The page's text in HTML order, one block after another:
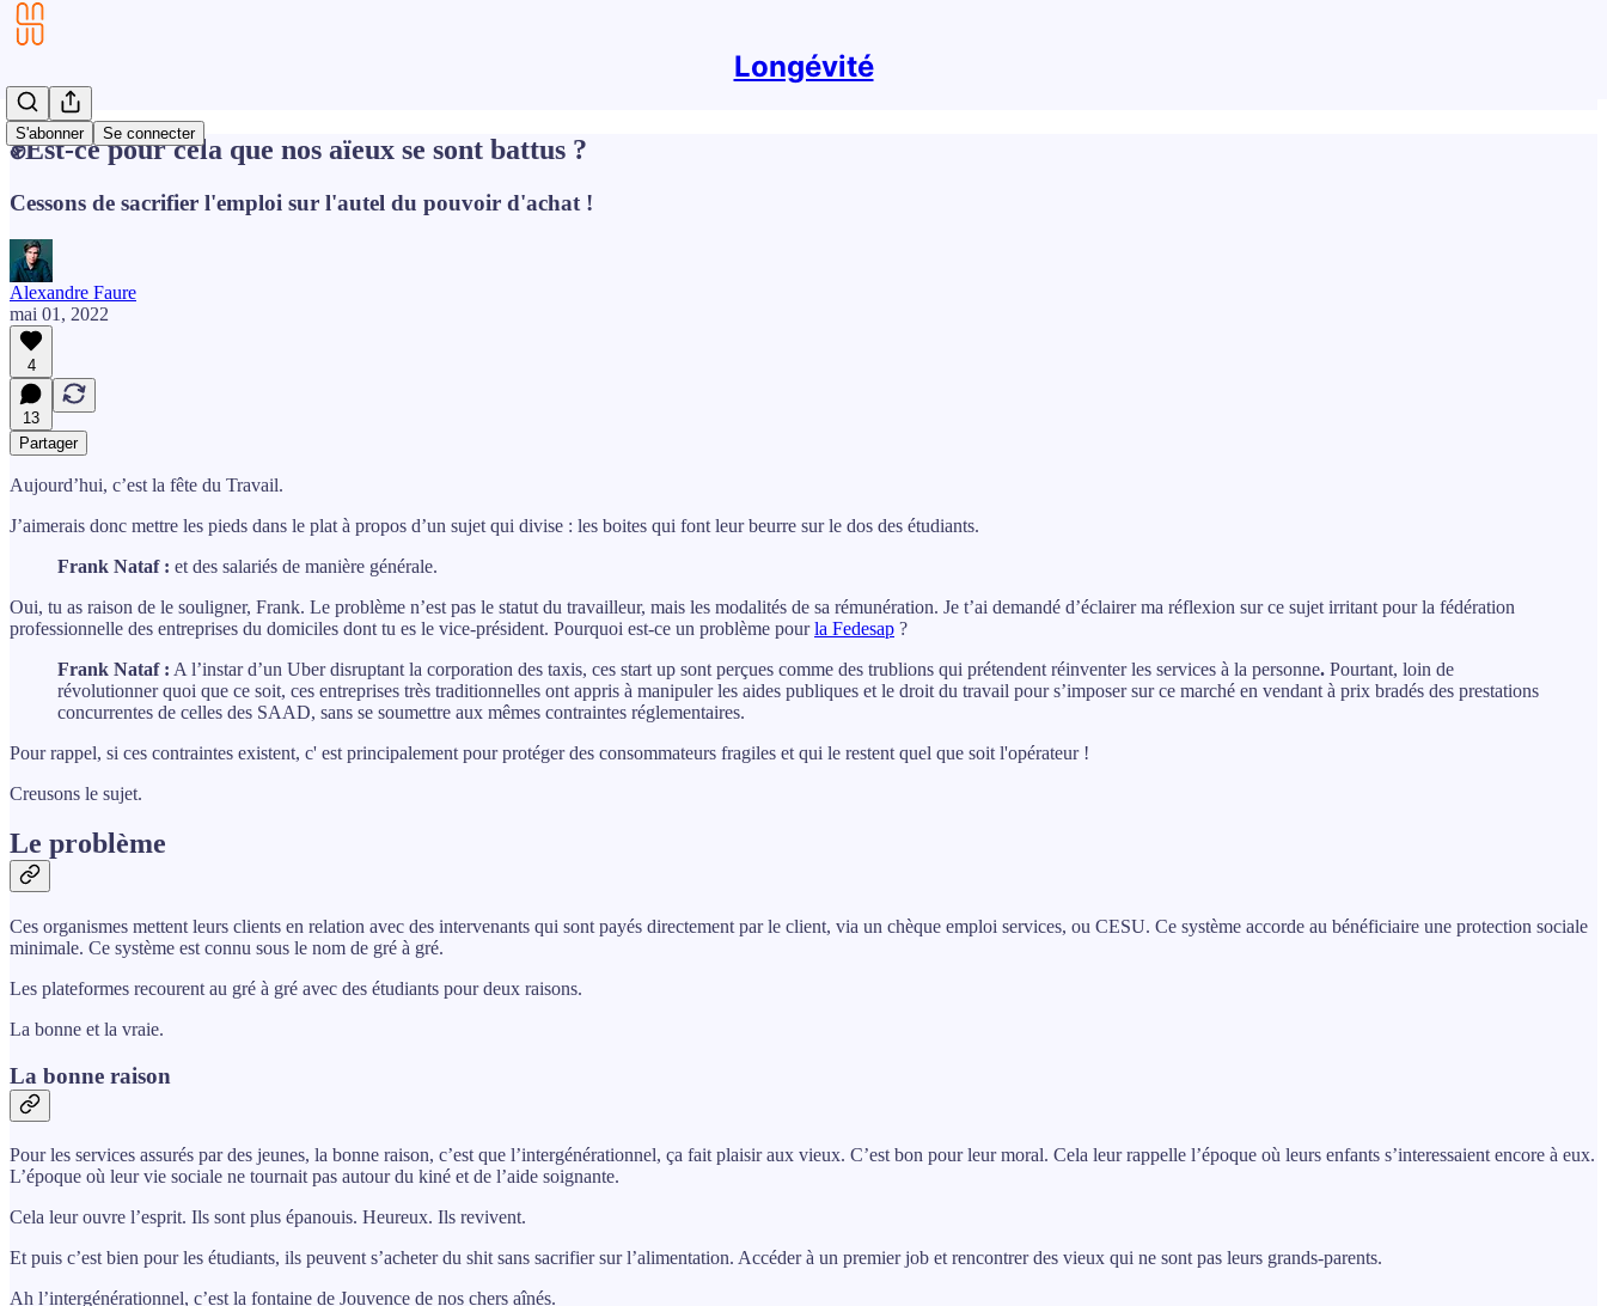
Longévité
S'abonner Se connecter
✊Est-ce pour cela que nos aïeux se sont battus ?
Cessons de sacrifier l'emploi sur l'autel du pouvoir d'achat !
Alexandre Faure
mai 01, 2022
4
13
Partager
Aujourd’hui, c’est la fête du Travail.
J’aimerais donc mettre les pieds dans le plat à propos d’un sujet qui divise : les boites qui font leur beurre sur le dos des étudiants.
Frank Nataf : et des salariés de manière générale.
Oui, tu as raison de le souligner, Frank. Le problème n’est pas le statut du travailleur, mais les modalités de sa rémunération. Je t’ai demandé d’éclairer ma réflexion sur ce sujet irritant pour la fédération
professionnelle des entreprises du domiciles dont tu es le vice-président. Pourquoi est-ce un problème pourla Fedesap ?
Frank Nataf : A l’instar d’un Uber disruptant la corporation des taxis, ces start up sont perçues comme des trublions qui prétendent réinventer les services à la personne. Pourtant, loin de
révolutionner quoi que ce soit, ces entreprises très traditionnelles ont appris à manipuler les aides publiques et le droit du travail pour s’imposer sur ce marché en vendant à prix bradés des prestations
concurrentes de celles des SAAD, sans se soumettre aux mêmes contraintes réglementaires.
Pour rappel, si ces contraintes existent, c' est principalement pour protéger des consommateurs fragiles et qui le restent quel que soit l'opérateur !
Creusons le sujet.
Le problème
Ces organismes mettent leurs clients en relation avec des intervenants qui sont payés directement par le client, via un chèque emploi services, ou CESU. Ce système accorde au bénéficiaire une protection sociale
minimale. Ce système est connu sous le nom de gré à gré.
Les plateformes recourent au gré à gré avec des étudiants pour deux raisons.
La bonne et la vraie.
La bonne raison
Pour les services assurés par des jeunes, la bonne raison, c’est que l’intergénérationnel, ça fait plaisir aux vieux. C’est bon pour leur moral. Cela leur rappelle l’époque où leurs enfants s’interessaient encore à eux.
L’époque où leur vie sociale ne tournait pas autour du kiné et de l’aide soignante.
Cela leur ouvre l’esprit. Ils sont plus épanouis. Heureux. Ils revivent.
Et puis c’est bien pour les étudiants, ils peuvent s’acheter du shit sans sacrifier sur l’alimentation. Accéder à un premier job et rencontrer des vieux qui ne sont pas leurs grands-parents.
Ah l’intergénérationnel, c’est la fontaine de Jouvence de nos chers aînés.